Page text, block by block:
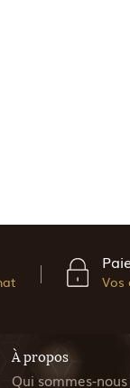
Vos
À propos
Qui sommes-nous